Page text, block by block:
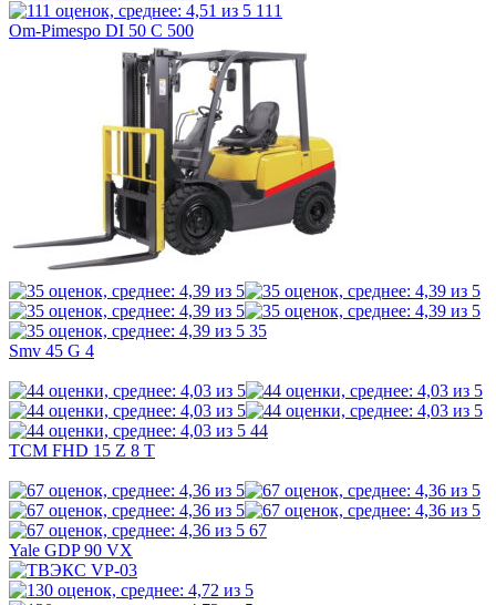
111
Om-Pimespo DI 50 C 500
35
Smv 45 G 4
44
TCM FHD 15 Z 8 T
67
Yale GDP 90 VX